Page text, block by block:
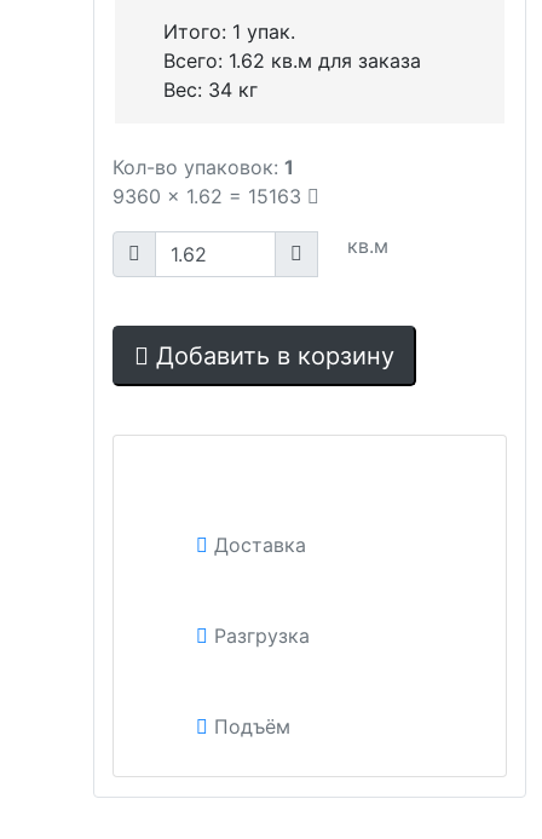
Итого: 1 упак.
Всего: 1.62 кв.м для заказа
Вес: 34 кг
Кол-во упаковок: 1
9360 x 1.62 = 15163
кв.м
Добавить в корзину
Доставка
Разгрузка
Подъём